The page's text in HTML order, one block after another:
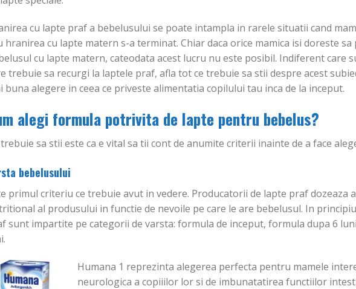
Adauga
in
Wishlist
ȘI ACCESORII
2 cutii Teste
Healthyline SHL-
SHL-A100 CADOU
inițial
a
fost:
155.45 lei.
curent
este:
138.30 lei.
ADAUGĂ ÎN COȘ
-59%
Adauga
in
GLUCOMETRE ȘI ACCESORII
PROMO Glucometru
Healthyline SHL-G800 + 2
inițial
a
fost:
330.65 lei.
curent
este:
135.25 lei.
-9%
GLUCOMETRE ȘI
Ace sterile SHL-
31.15 lei Prețul
28.35
cu lapte praf a bebelusului se poate intampla in rarele situatii cand
hranirea cu lapte matern s-a terminat. Chiar daca orice mamica isi doreste
cu lapte matern, cateodata acest lucru nu este posibil. Indiferent care
trebuie sa recurgi la laptele praf, afla tot ce trebuie sa stii despre acest
buna alegere in ceea ce priveste alimentatia copilului tau inca de la inceput.
alegi formula potrivita de lapte pentru bebelus?
sa stii este ca e vital sa tii cont de anumite criterii inainte de a face
bebelusului
primul criteriu ce trebuie avut in vedere. Producatorii de lapte praf dozeaza
al produsului in functie de nevoile pe care le are bebelusul. In
sunt impartite pe categorii de varsta: formula de inceput, formula dupa 6
Humana 1 reprezinta alegerea perfecta pentru mamele
neurologica a copiiilor lor si de imbunatatirea functiilor